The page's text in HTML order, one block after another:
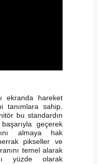
ekranda hareket
tanımlara sahip.
bu standardın
geçerek
almaya hak
pikseller ve
temel alarak
yüzde olarak